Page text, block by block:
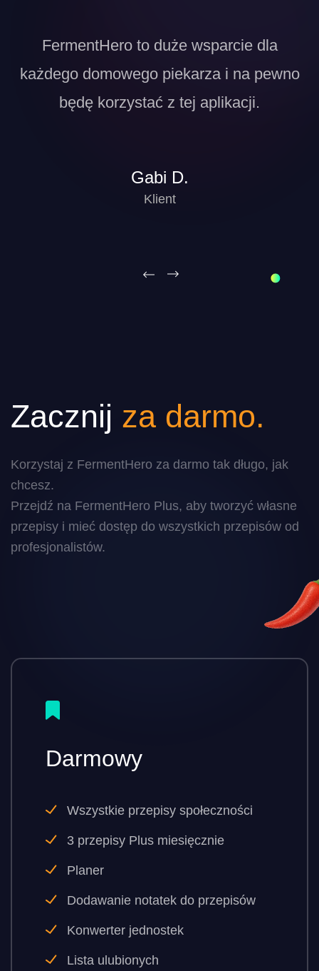
FermentHero to duże wsparcie dla
każdego domowego piekarza i na pewno
będę korzystać z tej aplikacji.
Gabi D.
Klient
Zacznij za darmo.
Korzystaj z FermentHero za darmo tak długo, jak
chcesz.
Przejdź na FermentHero Plus, aby tworzyć własne
przepisy i mieć dostęp do wszystkich przepisów od
profesjonalistów.
Darmowy
Wszystkie przepisy społeczności
3 przepisy Plus miesięcznie
Planer
Dodawanie notatek do przepisów
Konwerter jednostek
Lista ulubionych